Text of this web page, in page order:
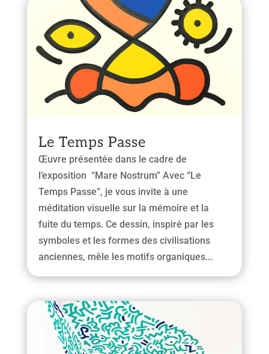
Le Temps Passe
Œuvre présentée dans le cadre de
l’exposition “Mare Nostrum” Avec “Le
Temps Passe”, je vous invite à une
méditation visuelle sur la mémoire et la
fuite du temps. Ce dessin, inspiré par les
symboles et les formes des civilisations
anciennes, mêle les motifs organiques...